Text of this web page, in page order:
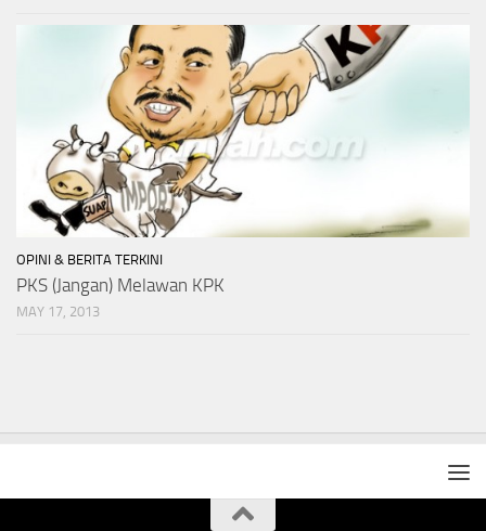
OPINI & BERITA TERKINI
PKS (Jangan) Melawan KPK
MAY 17, 2013